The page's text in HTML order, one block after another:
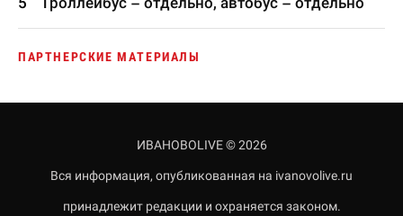
ПАРТНЕРСКИЕ МАТЕРИАЛЫ
ИВАНОВОLIVE © 2026
Вся информация, опубликованная на ivanovolive.ru
принадлежит редакции и охраняется законом.